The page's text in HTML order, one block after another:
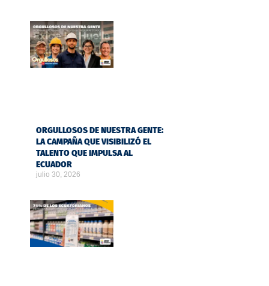
ORGULLOSOS DE NUESTRA GENTE:
LA CAMPAÑA QUE VISIBILIZÓ EL
TALENTO QUE IMPULSA AL
ECUADOR
julio 30, 2026